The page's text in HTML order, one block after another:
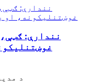
د مدیر